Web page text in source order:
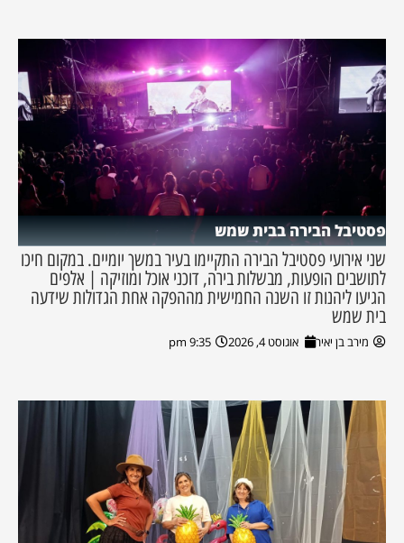
פסטיבל הבירה בבית שמש
שני אירועי פסטיבל הבירה התקיימו בעיר במשך יומיים. במקום חיכו
לתושבים הופעות, מבשלות בירה, דוכני אוכל ומוזיקה | אלפים
הגיעו ליהנות זו השנה החמישית מההפקה אחת הגדולות שידעה
בית שמש
מירב בן יאיר אוגוסט 4, 2026 9:35 pm